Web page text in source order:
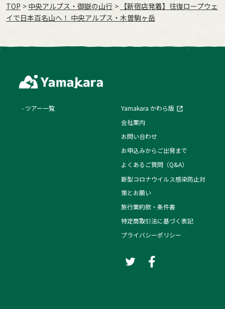
TOP
中央アルプス・御嶽の山行
【新宿店発着】往復ロープウェ
イで日本百名山へ！ 中央アルプス・木曽駒ヶ岳
ツアー一覧
Yamakara かわら版
会社案内
お問い合わせ
お申込みからご出発まで
よくあるご質問（Q&A）
新型コロナウイルス感染防止対
策とお願い
旅行業約款・条件書
特定商取引法に基づく表記
プライバシーポリシー